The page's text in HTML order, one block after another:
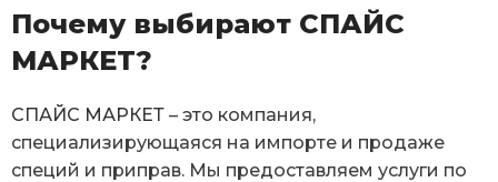
Почему выбирают СПАЙС
МАРКЕТ?
СПАЙС МАРКЕТ – это компания,
специализирующаяся на импорте и продаже
специй и приправ. Мы предоставляем услуги по